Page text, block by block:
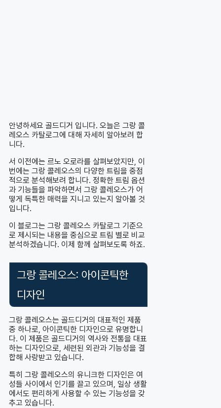
안녕하세요 골드디거 입니다. 오늘은 그랑 콜
레오스 카탈로그에 대해 자세히 알아보려 합
니다.
서 이전에는 르노 오로라를 살펴보았지만, 이
번에는 그랑 콜레오스의 다양한 트림을 중점
적으로 분석해보려 합니다. 정확한 트림 옵션
과 기능들을 파악하면서 그랑 콜레오스가 어
떻게 독특한 매력을 지니고 있는지 알아볼 것
입니다.
이 블로그는 그랑 콜레오스 카탈로그 기준으
로 제시되는 내용을 중심으로 트림 별로 비교
분석하겠습니다. 이제 함께 살펴보도록 하죠.
그랑 콜레오스: 아이콘틱한
디자인
그랑 콜레오스는 골드디거의 대표적인 제품
중 하나로, 아이콘틱한 디자인으로 유명합니
다. 이 제품은 골드디거의 역사와 전통을 대표
하는 디자인으로, 세련된 외관과 기능성을 결
합해 사랑받고 있습니다.
특히 그랑 콜레오스의 유니크한 디자인은 여
성들 사이에서 인기를 끌고 있으며, 일상 생활
에서도 편리하게 사용할 수 있는 기능성을 갖
추고 있습니다.